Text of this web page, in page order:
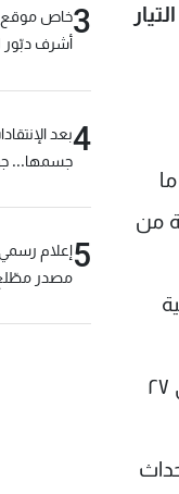
ما
من
ويشرح أن هناك كتلاً "تسير ضد قناعاتها، فقط بخلفية سياسية. فهناك من ليس مقتنعاً باجراء الانتخابات في ٢٧
3
أشرف دبّور
4بعد
جسمها...
5إعلام رسمي
مصدر